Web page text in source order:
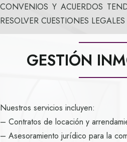
CONVENIOS Y ACUERDOS
RESOLVER CUESTIONES
GESTIÓN
Nuestros servicios incluyen:
– Contratos de locación y
– Asesoramiento jurídico para la